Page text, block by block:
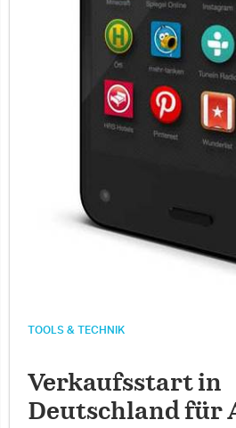
TOOLS & TECHNIK
Verkaufsstart in
Deutschland für